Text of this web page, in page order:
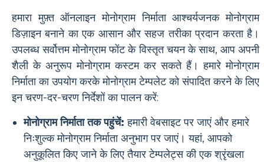
हमारा मुफ़्त ऑनलाइन मोनोग्राम निर्माता आश्चर्यजनक मोनोग्राम
डिज़ाइन बनाने का एक आसान और सहज तरीका प्रदान करता है।
उपलब्ध सर्वोत्तम मोनोग्राम फोंट के विस्तृत चयन के साथ, आप अपनी
शैली के अनुरूप मोनोग्राम कस्टम कर सकते हैं। हमारे मोनोग्राम
निर्माता का उपयोग करके मोनोग्राम टेम्पलेट को संपादित करने के लिए
इन चरण-दर-चरण निर्देशों का पालन करें:
मोनोग्राम निर्माता तक पहुंचें: हमारी वेबसाइट पर जाएं और हमारे
निःशुल्क मोनोग्राम निर्माता अनुभाग पर जाएं। यहां, आपको
अनुकूलित किए जाने के लिए तैयार टेम्पलेट्स की एक श्रृंखला